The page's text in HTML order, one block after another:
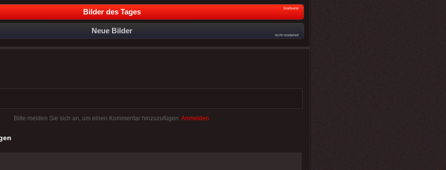
Bilder des Tages Startseite
Neue Bilder
nicht moderiert
Bitte melden Sie sich an, um einen Kommentar hinzuzufügen. Anmelden